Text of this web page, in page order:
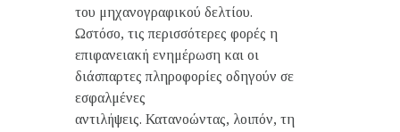
του μηχανογραφικού δελτίου.
Ωστόσο, τις περισσότερες φορές η
επιφανειακή ενημέρωση και οι
διάσπαρτες πληροφορίες οδηγούν σε
εσφαλμένες
αντιλήψεις. Κατανοώντας, λοιπόν, τη